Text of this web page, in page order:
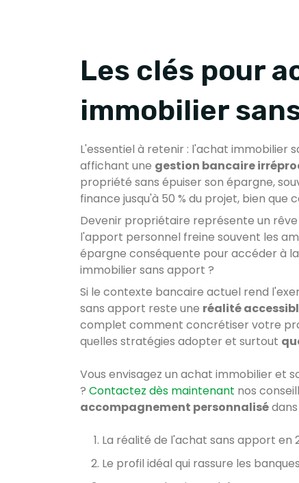
Les clés pour
immobilier
L'essentiel à retenir : l'achat immobilier
affichant une gestion bancaire
propriété sans épuiser son épargne,
finance jusqu'à 50 % du projet, bien
Devenir propriétaire représente un
l'apport personnel freine souvent les
épargne conséquente pour accéder à
immobilier sans apport ?
Si le contexte bancaire actuel rend
sans apport reste une réalité
complet comment concrétiser votre
quelles stratégies adopter et surtout
Vous envisagez un achat immobilier et
? Contactez dès maintenant nos
accompagnement personnalisé
La réalité de l'achat sans apport en
Le profil idéal qui rassure les banques